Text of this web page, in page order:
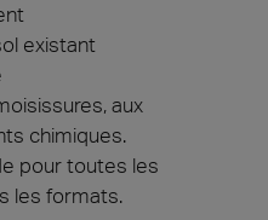
existant
aux
chimiques.
pour toutes les
les formats.